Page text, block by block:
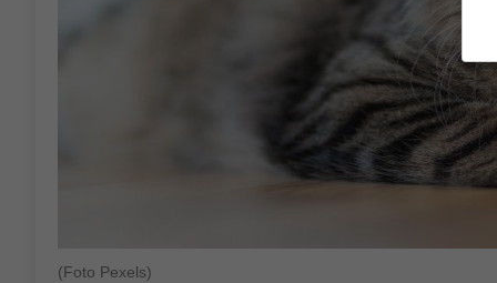
(Foto Pexels)